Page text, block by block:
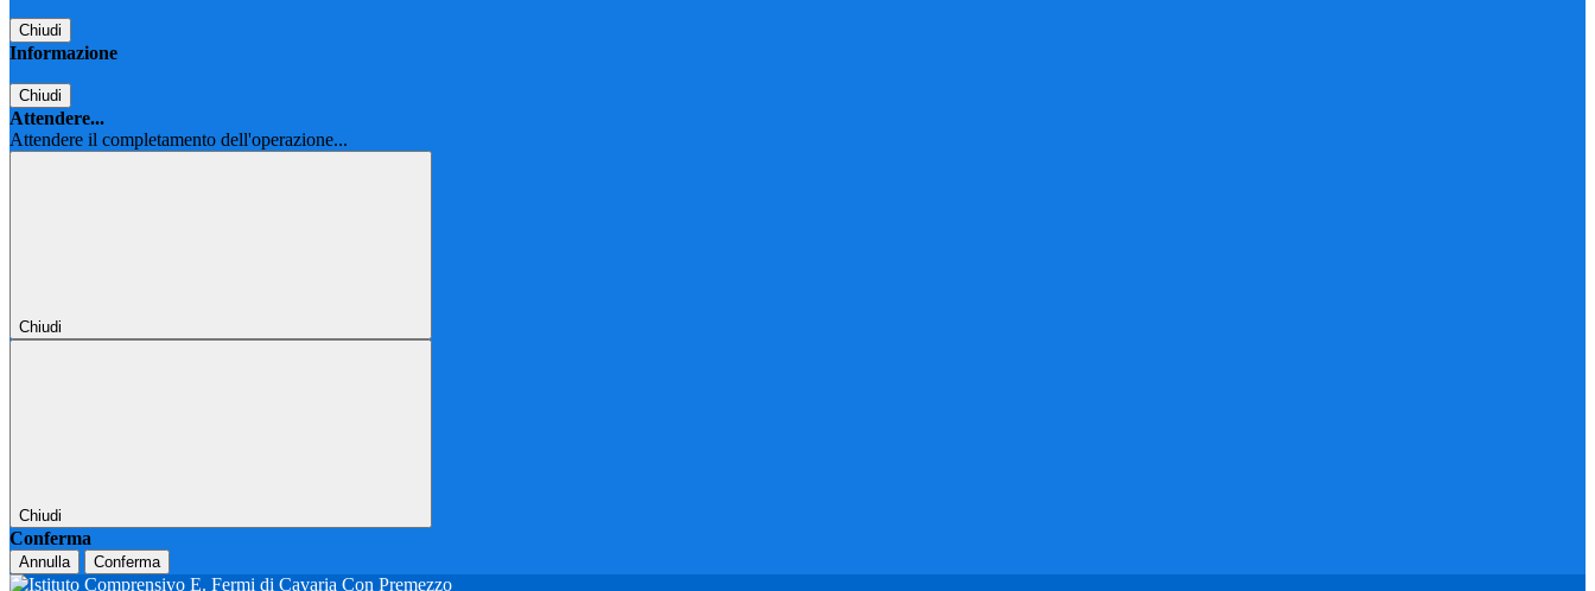
Chiudi
Informazione
Chiudi
Attendere...
Attendere il completamento dell'operazione...
Chiudi
Chiudi
Conferma
Annulla Conferma